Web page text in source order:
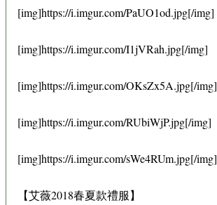
[img]https://i.imgur.com/PaUO1od.jpg[/img]
[img]https://i.imgur.com/I1jVRah.jpg[/img]
[img]https://i.imgur.com/OKsZx5A.jpg[/img]
[img]https://i.imgur.com/RUbiWjP.jpg[/img]
[img]https://i.imgur.com/sWe4RUm.jpg[/img]
【艾薇2018春夏款禮服】